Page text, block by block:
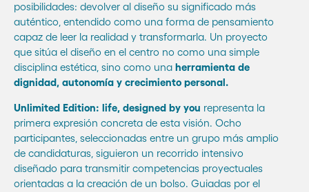
posibilidades: devolver al diseño su significado más
auténtico, entendido como una forma de pensamiento
capaz de leer la realidad y transformarla. Un proyecto
que sitúa el diseño en el centro no como una simple
disciplina estética, sino como una herramienta de
dignidad, autonomía y crecimiento personal.
Unlimited Edition: life, designed by you representa la
primera expresión concreta de esta visión. Ocho
participantes, seleccionadas entre un grupo más amplio
de candidaturas, siguieron un recorrido intensivo
diseñado para transmitir competencias proyectuales
orientadas a la creación de un bolso. Guiadas por el